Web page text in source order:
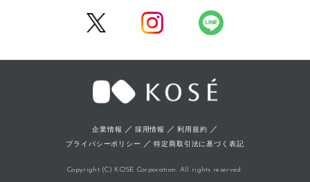
企業情報 ／ 採用情報 ／利用規約 ／
プライバシーポリシー ／特定商取引法に基づく表記
Copyright (C) KOSE Corporation. All rights reserved.